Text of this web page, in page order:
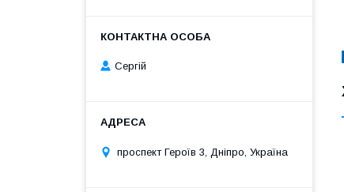
Сергій
проспект Героїв 3, Дніпро, Україна